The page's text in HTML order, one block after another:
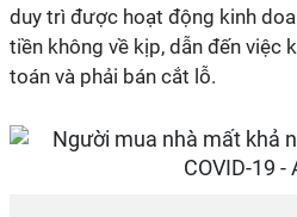
duy trì được hoạt động kinh
tiền không về kịp, dẫn đến việc
toán và phải bán cắt lỗ.